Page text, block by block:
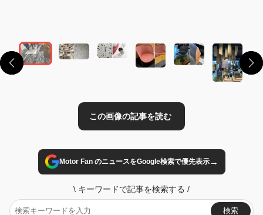
Motor Fan のニュースをGoogle検索で優先表示→
\ キーワードで記事を検索する /
検索